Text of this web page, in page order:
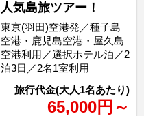
人気島旅ツアー！
65,000円 ～
東京(羽田)空港発／種子島
空港・鹿児島空港・屋久島
空港利用／選択ホテル泊／2
泊3日／2名1室利用